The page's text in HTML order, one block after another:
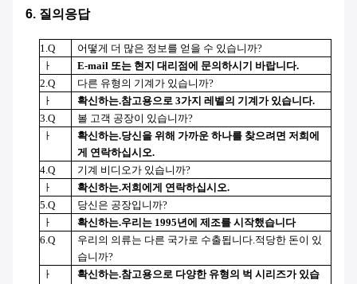
6. 질의응답
1.Q
어떻게 더 많은 정보를 얻을 수 있습니까?
ㅏ
E-mail 또는 현지 대리점에 문의하시기 바랍니다.
2.Q
다른 유형의 기계가 있습니까?
ㅏ
확신하는.참고용으로 3가지 레벨의 기계가 있습니다.
3.Q
볼 고객 공장이 있습니까?
ㅏ
확신하는.당신을 위해 가까운 하나를 찾으려면 저희에
게 연락하십시오.
4.Q
기계 비디오가 있습니까?
ㅏ
확신하는.저희에게 연락하십시오.
5.Q
당신은 공장입니까?
ㅏ
확신하는.우리는 1995년에 제조를 시작했습니다
6.Q
우리의 의류는 다른 국가로 수출됩니다.적당한 돈이 있
습니까?
ㅏ
확신하는.참고용으로 다양한 유형의 벅 시리즈가 있습